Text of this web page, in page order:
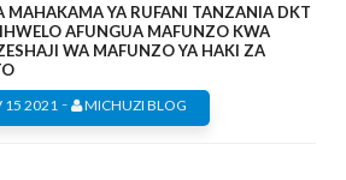
MAHAKAMA YA RUFANI TANZANIA DKT
AFUNGUA MAFUNZO KWA
WA MAFUNZO YA HAKI ZA
15 2021 - MICHUZI BLOG